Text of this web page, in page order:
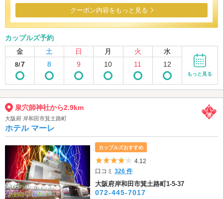
クーポン内容をもっと見る
カップルズ予約
金
土 日 月 火 水
8/7 8 9 10 11 12
もっと見る
泉穴師神社から2.9km
大阪府 岸和田市箕土路町
ホテル マーレ
カップルズおすすめ
5つ星のうち4
4.12
口コミ326 件
大阪府岸和田市箕土路町1-5-37
072-445-7017